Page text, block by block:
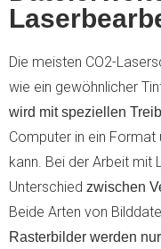
Die meisten CO2-
wie ein gewöhnlicher
wird mit speziellen
Computer in ein Format
kann. Bei der Arbeit mit
Unterschied zwischen
Beide Arten von
Rasterbilder werden